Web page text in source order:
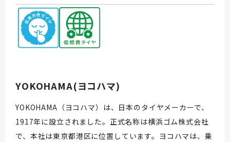
YOKOHAMA(ヨコハマ)
YOKOHAMA（ヨコハマ）は、日本のタイヤメーカーで、
1917年に設立されました。正式名称は横浜ゴム株式会社
で、本社は東京都港区に位置しています。ヨコハマは、乗